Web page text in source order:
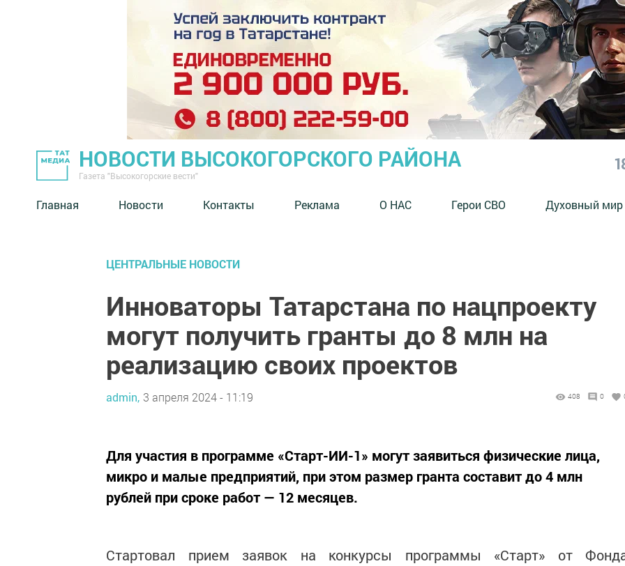
НОВОСТИ ВЫСОКОГОРСКОГО РАЙОНА
Газета "Высокогорские вести"
Главная Новости Контакты Реклама О НАС Герои СВО Духовный мир
ЦЕНТРАЛЬНЫЕ НОВОСТИ
Инноваторы Татарстана по нацпроекту
могут получить гранты до 8 млн на
реализацию своих проектов
admin, 3 апреля 2024 - 11:19 408 0
Для участия в программе «Старт-ИИ-1» могут заявиться физические лица,
микро и малые предприятий, при этом размер гранта составит до 4 млн
рублей при сроке работ — 12 месяцев.
Стартовал прием заявок на конкурсы программы «Старт» от